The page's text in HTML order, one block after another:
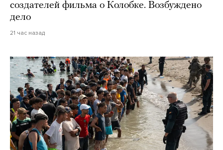
создателей фильма о Колобке. Возбуждено
дело
21 час назад